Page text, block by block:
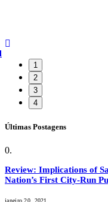
1
2
3
4
Últimas Postagens
Review: Implications of
Nation’s First City-Run
janeiro 20, 2021